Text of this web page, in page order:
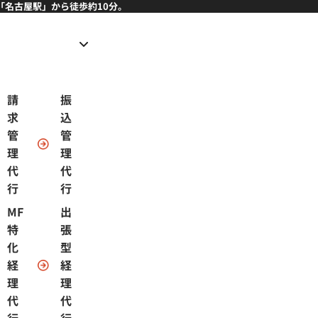
古屋駅」から徒歩約10分。
請
求
管
理
代
行
振
込
管
理
代
行
MF
特
化
経
理
代
出
張
型
経
理
代